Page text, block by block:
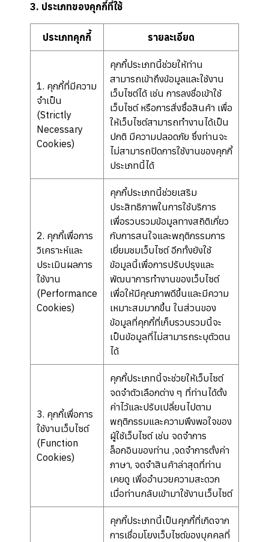
3. ประเภทของคุกกี้ที่ใช้
ประเภทคุกกี้ รายละเอียด
1. คุกกี้ที่มีความ
จำเป็น
(Strictly
Necessary
Cookies)
คุกกี้ประเภทนี้ช่วยให้ท่าน
สามารถเข้าถึงข้อมูลและใช้งาน
เว็บไซต์ได้ เช่น การลงชื่อเข้าใช้
เว็บไซต์ หรือการสั่งซื้อสินค้า เพื่อ
ให้เว็บไซต์สามารถทำงานได้เป็น
ปกติ มีความปลอดภัย ซึ่งท่านจะ
ไม่สามารถปิดการใช้งานของคุกกี้
ประเภทนี้ได้
2. คุกกี้เพื่อการ
วิเคราะห์และ
ประเมินผลการ
ใช้งาน
(Performance
Cookies)
คุกกี้ประเภทนี้ช่วยเสริม
ประสิทธิภาพในการใช้บริการ
เพื่อรวบรวมข้อมูลทางสถิติเกี่ยว
กับการสนใจและพฤติกรรมการ
เยี่ยมชมเว็บไซต์ อีกทั้งยังใช้
ข้อมูลนี้เพื่อการปรับปรุงและ
พัฒนาการทำงานของเว็บไซต์
เพื่อให้มีคุณภาพดีขึ้นและมีความ
เหมาะสมมากขึ้น ในส่วนของ
ข้อมูลที่คุกกี้ที่เก็บรวบรวมนี้จะ
เป็นข้อมูลที่ไม่สามารถระบุตัวตน
ได้
3. คุกกี้เพื่อการ
ใช้งานเว็บไซต์
(Function
Cookies)
คุกกี้ประเภทนี้จะช่วยให้เว็บไซต์
จดจำตัวเลือกต่าง ๆ ที่ท่านได้ตั้ง
ค่าไว้และปรับเปลี่ยนไปตาม
พฤติกรรมและความพึงพอใจของ
ผู้ใช้เว็บไซต์ เช่น จดจำการ
ล็อกอินของท่าน ,จดจำการตั้งค่า
ภาษา, จดจำสินค้าล่าสุดที่ท่าน
เคยดู เพื่ออำนวยความสะดวก
เมื่อท่านกลับเข้ามาใช้งานเว็บไซต์
คุกกี้ประเภทนี้เป็นคุกกี้ที่เกิดจาก
การเชื่อมโยงเว็บไซต์ของบุคคลที่